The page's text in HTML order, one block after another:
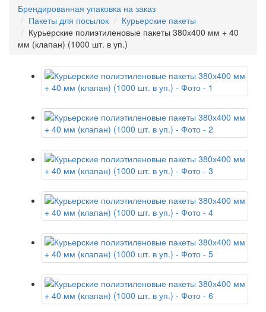
Брендированная упаковка на заказ
Пакеты для посылок
Курьерские пакеты
Курьерские полиэтиленовые пакеты 380х400 мм + 40
мм (клапан) (1000 шт. в уп.)